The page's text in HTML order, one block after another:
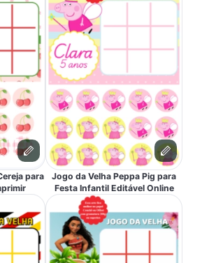
para
Jogo da Velha Peppa Pig para
Festa Infantil Editável Online